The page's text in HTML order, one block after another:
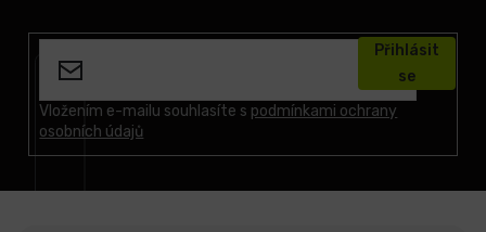
Vložením e-mailu souhlasíte s podmínkami ochrany
osobních údajů
Přihlásit
se